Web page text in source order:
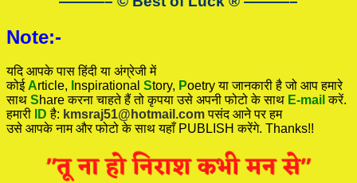
Note:-
यदि आपके पास हिंदी या अंग्रेजी में
कोईArticle, nspirational Story, Poetryया जानकारी है जो आप हमारे
साथ Share करना चाहते हैं तो कृपया उसे अपनी फोटो के साथ E-mail करें.
हमारी
ID है: kmsraj51@hotmail.com पसंद आने पर हम
उसे आपके नाम और फोटो के साथ यहाँ PUBLISH करेंगे. Thanks!!